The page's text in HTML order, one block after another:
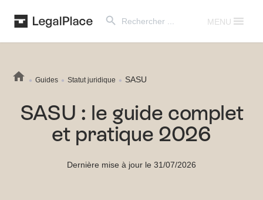
for:
MENU
Guides Statut juridique SASU
SASU : le guide complet
et pratique 2026
Dernière mise à jour le 31/07/2026